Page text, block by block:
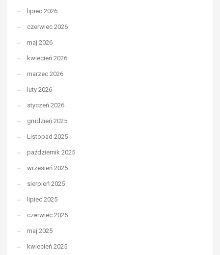
lipiec 2026
czerwiec 2026
maj 2026
kwiecień 2026
marzec 2026
luty 2026
styczeń 2026
grudzień 2025
Listopad 2025
październik 2025
wrzesień 2025
sierpień 2025
lipiec 2025
czerwiec 2025
maj 2025
kwiecień 2025